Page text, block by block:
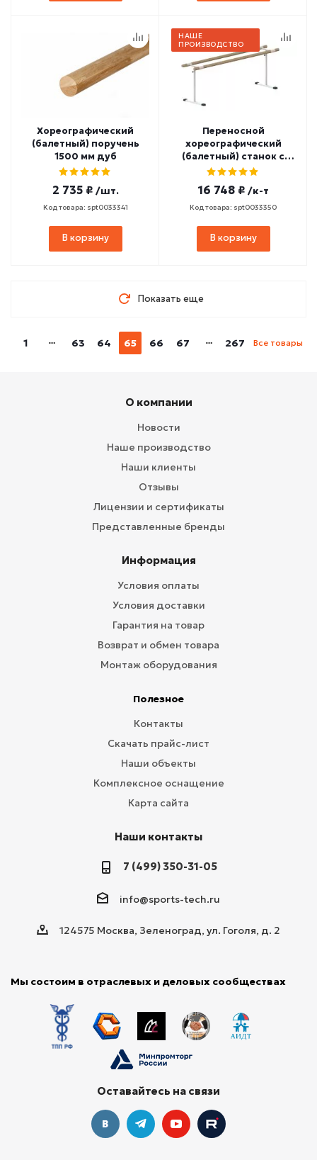
Хореографический
(балетный) поручень
1500 мм дуб
2 735 ₽ /шт.
Код товара: spt0033341
В корзину
НАШЕ
ПРОИЗВОДСТВО
Переносной
хореографический
(балетный) станок с
регулировкой высоты
резиновыми накладками
2000 мм (дуб) СТ-268
16 748 ₽ /к-т
Код товара: spt0033350
В корзину
Показать еще
1 63 64 65 66 67 267 Все товары
О компании
Новости
Наше производство
Наши клиенты
Отзывы
Лицензии и сертификаты
Представленные бренды
Информация
Условия оплаты
Условия доставки
Гарантия на товар
Возврат и обмен товара
Монтаж оборудования
Полезное
Контакты
Скачать прайс-лист
Наши объекты
Комплексное оснащение
Карта сайта
Наши контакты
7 (499) 350-31-05
info@sports-tech.ru
124575 Москва, Зеленоград, ул. Гоголя, д. 2
Мы состоим в отраслевых и деловых сообществах
Оставайтесь на связи